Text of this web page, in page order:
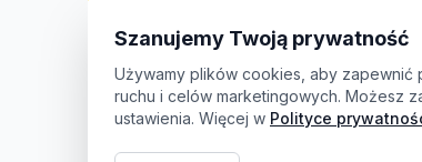
Szanujemy Twoją prywatność
Używamy plików cookies, aby
ruchu i celów marketingowych. Możesz
ustawienia. Więcej w Polityce